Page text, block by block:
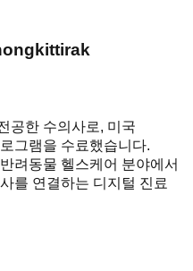
공한 수의사로, 미국
그램을 수료했습니다.
려동물 헬스케어 분야에서
를 연결하는 디지털 진료